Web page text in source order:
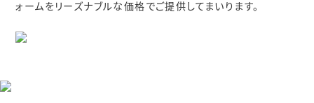
ォームをリーズナブルな価格でご提供してまいります。